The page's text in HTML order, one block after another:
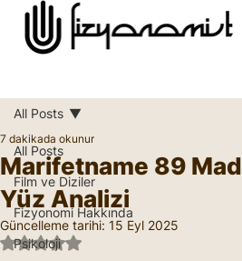
All Posts
Film ve Diziler
Fizyonomi Hakkında
Psikoloji
All Posts
Marifetname 89
Yüz Analizi
7 dakikada okunur
Güncelleme tarihi: 15 Eyl 2025
5 üzerinden NaN yıldız